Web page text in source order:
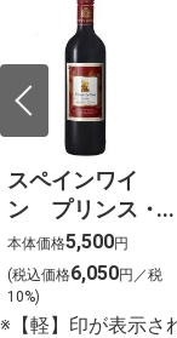
スペインワイ
ン プリンス・
デ・バオ
（赤）
750ml×12本
本体価格5,500円
(税込価格6,050円／税
10%)
※【軽】印が表示さ